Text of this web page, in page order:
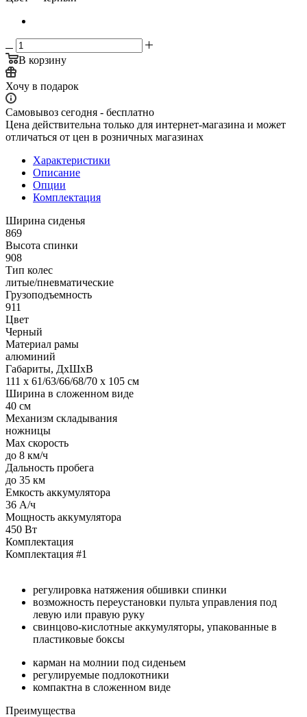
В корзину
Хочу в подарок
Самовывоз сегодня - бесплатно
Цена действительна только для интернет-магазина и может
отличаться от цен в розничных магазинах
Характеристики
Описание
Опции
Комплектация
Ширина сиденья
869
Высота спинки
908
Тип колес
литые/пневматические
Грузоподъемность
911
Цвет
Черный
Материал рамы
алюминий
Габариты, ДхШхВ
111 х 61/63/66/68/70 х 105 см
Ширина в сложенном виде
40 см
Механизм складывания
ножницы
Max скорость
до 8 км/ч
Дальность пробега
до 35 км
Емкость аккумулятора
36 А/ч
Мощность аккумулятора
450 Вт
Комплектация
Комплектация #1
регулировка натяжения обшивки спинки
возможность переустановки пульта управления под
левую или правую руку
свинцово-кислотные аккумуляторы, упакованные в
пластиковые боксы
карман на молнии под сиденьем
регулируемые подлокотники
компактна в сложенном виде
Преимущества